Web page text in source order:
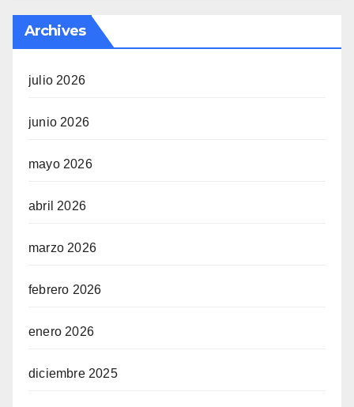
Archives
julio 2026
junio 2026
mayo 2026
abril 2026
marzo 2026
febrero 2026
enero 2026
diciembre 2025